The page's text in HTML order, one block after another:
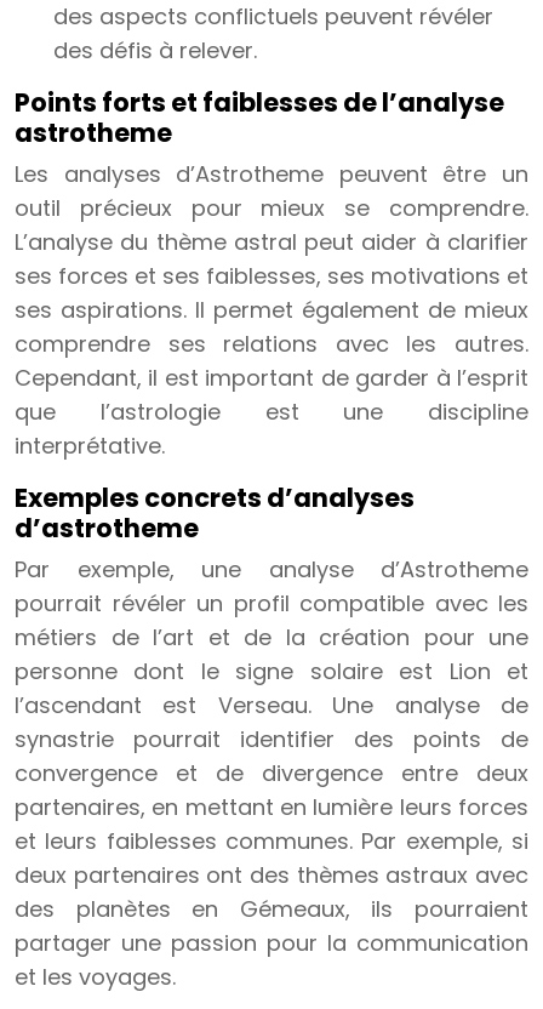
des aspects conflictuels peuvent révéler
des défis à relever.
Points forts et faiblesses de l’analyse
astrotheme
Les analyses d’Astrotheme peuvent être un
outil précieux pour mieux se comprendre.
L’analyse du thème astral peut aider à clarifier
ses forces et ses faiblesses, ses motivations et
ses aspirations. Il permet également de mieux
comprendre ses relations avec les autres.
Cependant, il est important de garder à l’esprit
que l’astrologie est une discipline
interprétative.
Exemples concrets d’analyses
d’astrotheme
Par exemple, une analyse d’Astrotheme
pourrait révéler un profil compatible avec les
métiers de l’art et de la création pour une
personne dont le signe solaire est Lion et
l’ascendant est Verseau. Une analyse de
synastrie pourrait identifier des points de
convergence et de divergence entre deux
partenaires, en mettant en lumière leurs forces
et leurs faiblesses communes. Par exemple, si
deux partenaires ont des thèmes astraux avec
des planètes en Gémeaux, ils pourraient
partager une passion pour la communication
et les voyages.